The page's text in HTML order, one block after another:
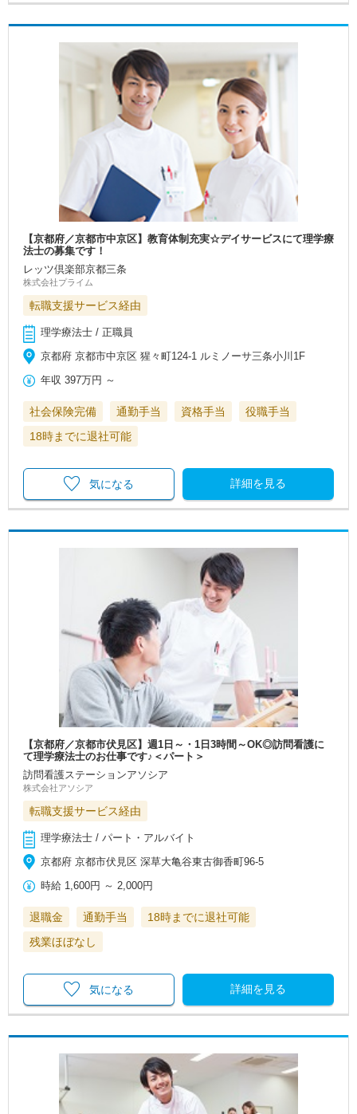
【京都府／京都市中京区】教育体制充実☆デイサービスにて理学療
法士の募集です！
レッツ倶楽部京都三条
株式会社プライム
転職支援サービス経由
理学療法士 / 正職員
京都府 京都市中京区 猩々町124-1 ルミノーサ三条小川1F
年収 397万円 ～
社会保険完備 通勤手当 資格手当
役職手当
18時までに退社可能
詳細を見る
気になる
【京都府／京都市伏見区】週1日～・1日3時間～OK◎訪問看護に
て理学療法士のお仕事です♪＜パート＞
訪問看護ステーションアソシア
株式会社アソシア
転職支援サービス経由
理学療法士 / パート・アルバイト
京都府 京都市伏見区 深草大亀谷東古御香町96-5
時給 1,600円 ～ 2,000円
退職金 通勤手当
18時までに退社可能
残業ほぼなし
詳細を見る
気になる